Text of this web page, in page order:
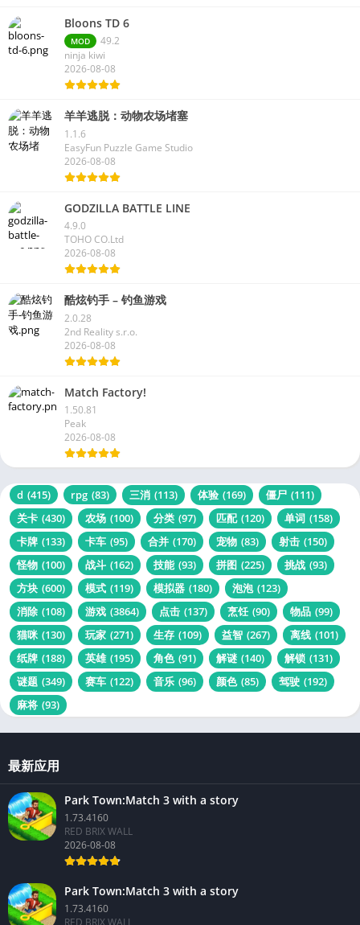
Bloons TD 6
MOD
49.2
ninja kiwi
2026-08-08
羊羊逃脱：动物农场堵塞
1.1.6
EasyFun Puzzle Game Studio
2026-08-08
GODZILLA BATTLE LINE
4.9.0
TOHO CO.Ltd
2026-08-08
酷炫钓手 – 钓鱼游戏
2.0.28
2nd Reality s.r.o.
2026-08-08
Match Factory!
1.50.81
Peak
2026-08-08
d (415) rpg (83) 三消 (113) 体验 (169) 僵尸 (111)
关卡 (430) 农场 (100) 分类 (97) 匹配 (120) 单词 (158)
卡牌 (133) 卡车 (95) 合并 (170) 宠物 (83) 射击 (150)
怪物 (100) 战斗 (162) 技能 (93) 拼图 (225) 挑战 (93)
方块 (600) 模式 (119) 模拟器 (180) 泡泡 (123)
消除 (108) 游戏 (3864) 点击 (137) 烹饪 (90) 物品 (99)
猫咪 (130) 玩家 (271) 生存 (109) 益智 (267) 离线 (101)
纸牌 (188) 英雄 (195) 角色 (91) 解谜 (140) 解锁 (131)
谜题 (349) 赛车 (122) 音乐 (96) 颜色 (85) 驾驶 (192)
麻将 (93)
最新应用
Park Town:Match 3 with a story
1.73.4160
RED BRIX WALL
2026-08-08
Park Town:Match 3 with a story
1.73.4160
RED BRIX WALL